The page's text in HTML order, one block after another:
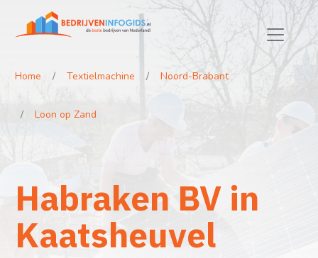
Home Textielmachine Noord-Brabant
Loon op Zand
Habraken BV in
Kaatsheuvel